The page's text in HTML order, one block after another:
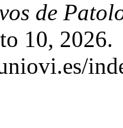
de
10, 2026.